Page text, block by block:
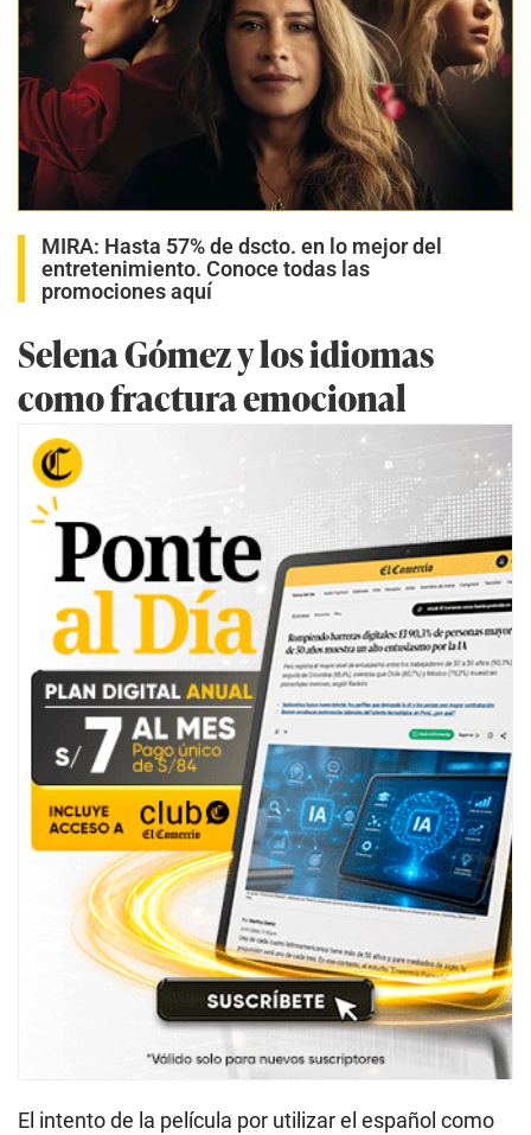
MIRA: Hasta 57% de dscto. en lo mejor del
entretenimiento. Conoce todas las
promociones aquí
Selena Gómez y los idiomas
como fractura emocional
El intento de la película por utilizar el español como